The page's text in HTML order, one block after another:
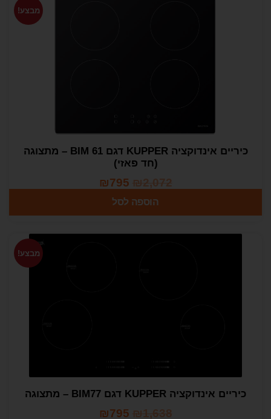
מבצע!
כיריים אינדוקציה KUPPER דגם BIM 61 – מתצוגה
(חד פאזי)
₪2,072
₪795
הוספה לסל
מבצע!
כיריים אינדוקציה KUPPER דגם BIM77 – מתצוגה
₪1,638
₪795